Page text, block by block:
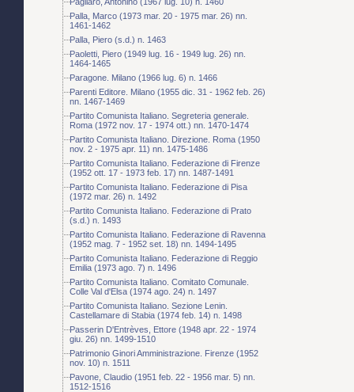
Palla, Marco (1973 mar. 20 - 1975 mar. 26) nn.
1461-1462
Palla, Piero (s.d.) n. 1463
Paoletti, Piero (1949 lug. 16 - 1949 lug. 26) nn.
1464-1465
Paragone. Milano (1966 lug. 6) n. 1466
Parenti Editore. Milano (1955 dic. 31 - 1962 feb. 26)
nn. 1467-1469
Partito Comunista Italiano. Segreteria generale.
Roma (1972 nov. 17 - 1974 ott.) nn. 1470-1474
Partito Comunista Italiano. Direzione. Roma (1950
nov. 2 - 1975 apr. 11) nn. 1475-1486
Partito Comunista Italiano. Federazione di Firenze
(1952 ott. 17 - 1973 feb. 17) nn. 1487-1491
Partito Comunista Italiano. Federazione di Pisa
(1972 mar. 26) n. 1492
Partito Comunista Italiano. Federazione di Prato
(s.d.) n. 1493
Partito Comunista Italiano. Federazione di Ravenna
(1952 mag. 7 - 1952 set. 18) nn. 1494-1495
Partito Comunista Italiano. Federazione di Reggio
Emilia (1973 ago. 7) n. 1496
Partito Comunista Italiano. Comitato Comunale.
Colle Val d'Elsa (1974 ago. 24) n. 1497
Partito Comunista Italiano. Sezione Lenin.
Castellamare di Stabia (1974 feb. 14) n. 1498
Passerin D'Entrèves, Ettore (1948 apr. 22 - 1974
giu. 26) nn. 1499-1510
Patrimonio Ginori Amministrazione. Firenze (1952
nov. 10) n. 1511
Pavone, Claudio (1951 feb. 22 - 1956 mar. 5) nn.
1512-1516